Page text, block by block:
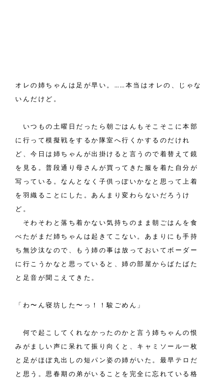
オレの姉ちゃんは足が早い。……本当はオレの、じゃな
いんだけど。
いつもの土曜日だったら朝ごはんもそこそこに本部
に行って模擬戦をするか隊室へ行くかするのだけれ
ど、今日は姉ちゃんが出掛けると言うので着替えて鏡
を見る。普段通り母さんが買ってきた服を着た自分が
写っている。なんとなく子供っぽいかなと思って上着
を羽織ることにした。あんまり変わらないだろうけ
ど。
そわそわと落ち着かない気持ちのまま朝ごはんを食
べたがまだ姉ちゃんは起きてこない。あまりにも手持
ち無沙汰なので、もう姉の事は放っておいてボーダー
に行こうかなと思っていると、姉の部屋からばたばた
と足音が聞こえてきた。
「わ〜ん寝坊した〜っ！！駿ごめん」
何で起こしてくれなかったのかと言う姉ちゃんの恨
みがましい声に呆れて振り向くと、キャミソール一枚
と足がほぼ丸出しの短パン姿の姉がいた。最早テロだ
と思う。思春期の弟がいることを完全に忘れている格